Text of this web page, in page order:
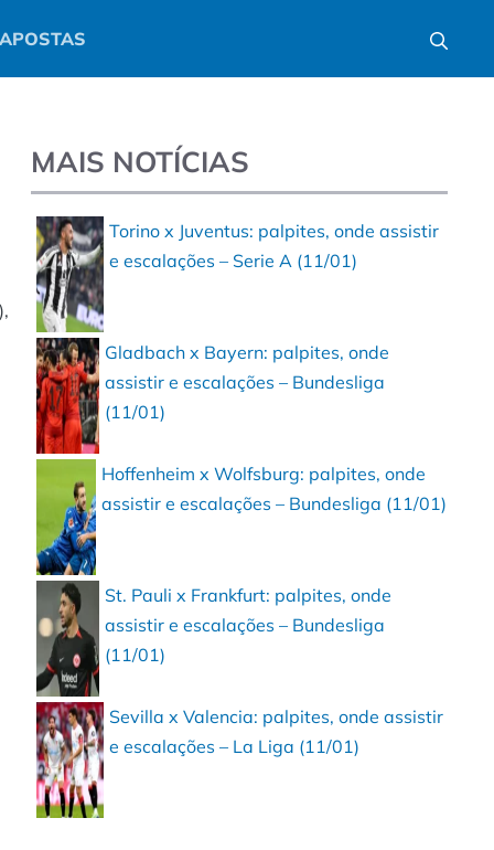
MAIS NOTÍCIAS
Torino x Juventus: palpites, onde assistir
e escalações – Serie A (11/01)
Gladbach x Bayern: palpites, onde
assistir e escalações – Bundesliga
(11/01)
Hoffenheim x Wolfsburg: palpites, onde
assistir e escalações – Bundesliga (11/01)
St. Pauli x Frankfurt: palpites, onde
assistir e escalações – Bundesliga
(11/01)
Sevilla x Valencia: palpites, onde assistir
e escalações – La Liga (11/01)